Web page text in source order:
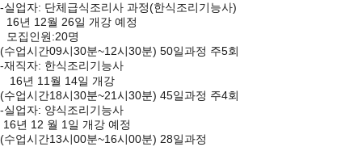
-실업자: 단체급식조리사 과정(한식조리기능사)
16년 12월 26일 개강 예정
모집인원:20명
(수업시간09시30분~12시30분) 50일과정 주5회
-재직자: 한식조리기능사
16년 11월 14일 개강
(수업시간18시30분~21시30분) 45일과정 주4회
-실업자: 양식조리기능사
16년 12 월 1일 개강 예정
(수업시간13시00분~16시00분) 28일과정